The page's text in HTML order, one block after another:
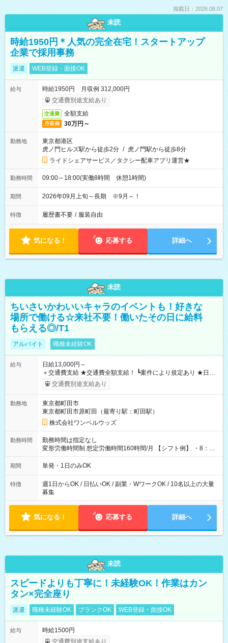
掲載日：2026.08.07
未読
時給1950円＊人気の完全在宅！スタートアップ
企業で採用事務
派遣 WEB登録・面接OK
給与
時給1950円 月収例 312,000円
交通費別途支給あり
交通費 全額支給
月収例 30万円～
勤務地
東京都港区
虎ノ門ヒルズ駅から徒歩2分 / 虎ノ門駅から徒歩8分
ライドシェアサービス／タクシー配車アプリ運営★
勤務時間 09:00～18:00(実働8時間 休憩1時間)
期間 2026年09月上旬～長期 ※9月～！
特徴 履歴書不要 / 服装自由
気になる！ 応募する 詳細へ
未読
ちいさいかわいいキャラのイベントも！好きな
場所で働ける☆来社不要！働いたその日に給料
もらえる◎/T1
アルバイト 職種未経験OK
給与
日給13,000円～
＋交通費支給 ★交通費全額支給！ ┗案件により規定あり ★日払
いOK！（規定あり） ┗働いたその日に現金GET♪ お仕事後はコ
ンビニATMから 日払い分を引き落とせます！ 【試用期間】試
交通費別途支給あり
勤務地
東京都町田市
東京都町田市原町田（最寄り駅：町田駅）
株式会社ワンベルウッズ
勤務時間
勤務時間は指定なし
変形労働時間制 想定労働時間160時間/月 【シフト例】 ・8：00
～21：00
期間 単発・1日のみOK
特徴
週1日からOK / 日払いOK / 副業・WワークOK / 10名以上の大量
募集
気になる！ 応募する 詳細へ
未読
スピードよりも丁寧に！未経験OK！作業はカン
タン×完全座り
派遣 職種未経験OK ブランクOK WEB登録・面接OK
給与
時給1500円
交通費別途支給あり